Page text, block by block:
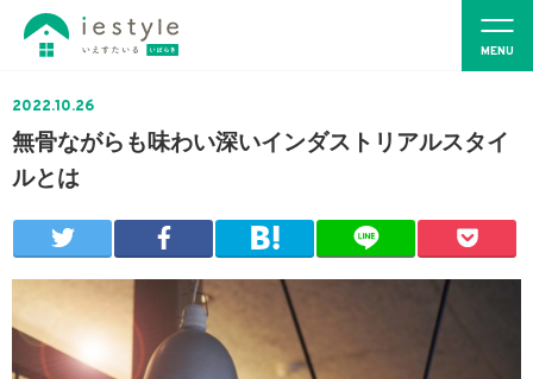
2022.10.26
無骨ながらも味わい深いインダストリアルスタイ
ルとは